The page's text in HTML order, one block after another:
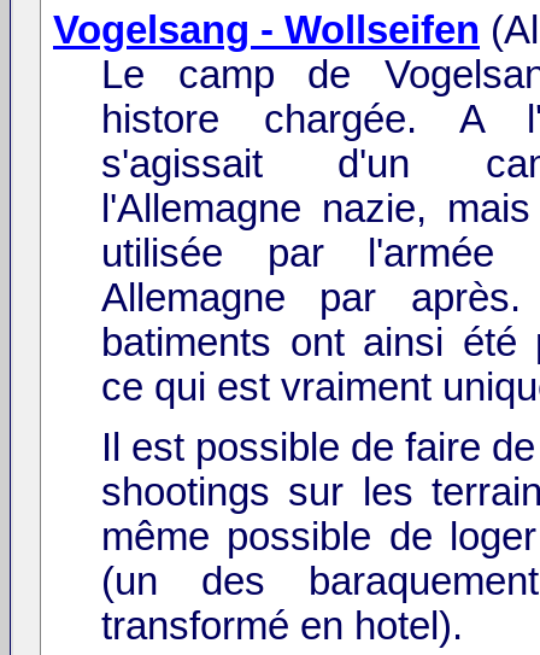
Vogelsang - Wollseifen
Le camp de
histore chargée. A
s'agissait d'un
l'Allemagne nazie,
utilisée par l'armée
Allemagne par
batiments ont ainsi été
ce qui est vraiment
Il est possible de faire
shootings sur les
même possible de
(un des
transformé en hotel).